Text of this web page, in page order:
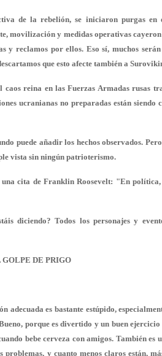
de la rebelión, se iniciaron purgas en
movilización y medidas operativas
y reclamos por ellos. Eso sí, muchos
que esto afecte también a
caos reina en las Fuerzas Armadas rusas
ucranianas no preparadas están siendo
puede añadir los hechos observados.
vista sin ningún patrioterismo.
cita de Franklin Roosevelt: "En política,
diciendo? Todos los personajes y
DE PRIGO
adecuada es bastante estúpido,
porque es divertido y un buen
bebe cerveza con amigos. También es
y cuanto menos claros están,